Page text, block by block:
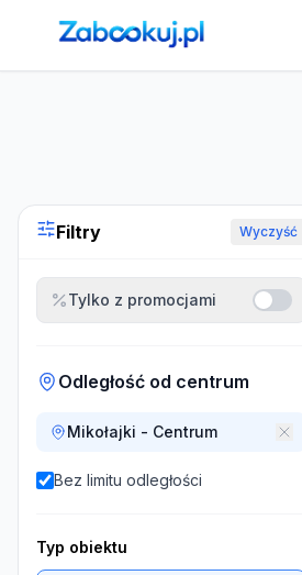
Strona główna ›Noclegi
Filtry Wyczyść
Tylko z promocjami
Odległość od centrum
Mikołajki - Centrum
Bez limitu odległości
Typ obiektu